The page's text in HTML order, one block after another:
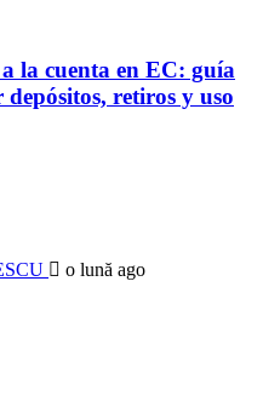
la cuenta en EC: guía
retiros y uso
o lună ago